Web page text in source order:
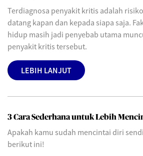
Terdiagnosa penyakit kritis adalah
datang kapan dan kepada siapa saja.
hidup masih jadi penyebab utama
penyakit kritis tersebut.
LEBIH LANJUT
3 Cara Sederhana untuk Lebih
Apakah kamu sudah mencintai diri
berikut ini!